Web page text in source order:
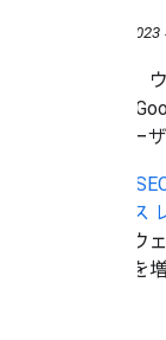
公開日:
動画は、
地域で
で、ユー
動画の
テータス
多くのウ
ィックを